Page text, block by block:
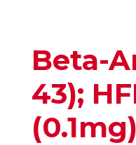
Beta-
43);
(0.1mg)